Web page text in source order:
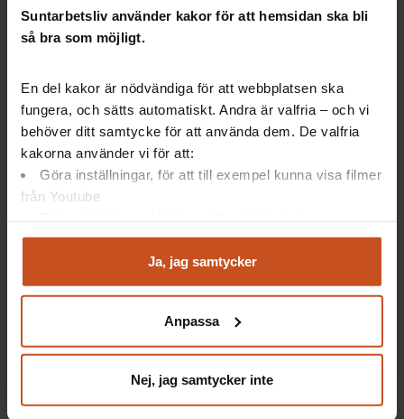
Suntarbetsliv använder kakor för att hemsidan ska bli
så bra som möjligt.
En del kakor är nödvändiga för att webbplatsen ska
fungera, och sätts automatiskt. Andra är valfria – och vi
behöver ditt samtycke för att använda dem. De valfria
kakorna använder vi för att:
Göra inställningar, för att till exempel kunna visa filmer
från Youtube
Analysera trafik för att kunna visa riktad information
Du kan när som helst återta ditt godkännande genom att
integritet@suntarbetsliv.se.
Ja, jag samtycker
Anpassa
Nej, jag samtycker inte
i ditt arbete för friska arbetsplatser
FacebookLinkedInInstagramYouTube
Verktyg och utbildningar
Webbinarier och event
Poddar
Om oss
Kontakt
Nyhetsbrev
Integritetspolicy